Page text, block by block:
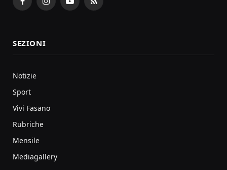
FacebookInstagramYouTubeRSS
SEZIONI
Notizie
Sport
Vivi Fasano
Rubriche
Mensile
Mediagallery